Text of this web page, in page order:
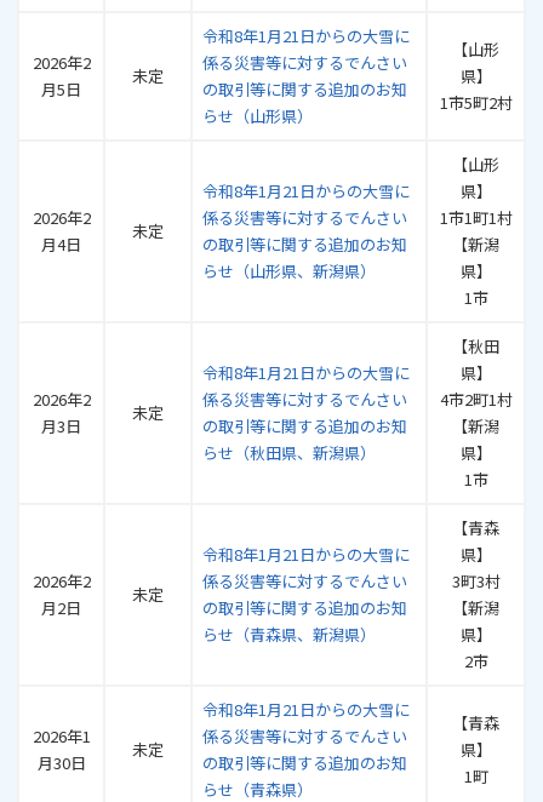
2026年2
月5日
未定
令和8年1月21日からの大雪に
係る災害等に対するでんさい
の取引等に関する追加のお知
らせ（山形県）
【山形
県】
1市5町2村
2026年2
月4日
未定
令和8年1月21日からの大雪に
係る災害等に対するでんさい
の取引等に関する追加のお知
らせ（山形県、新潟県）
【山形
県】
1市1町1村
【新潟
県】
1市
2026年2
月3日
未定
令和8年1月21日からの大雪に
係る災害等に対するでんさい
の取引等に関する追加のお知
らせ（秋田県、新潟県）
【秋田
県】
4市2町1村
【新潟
県】
1市
2026年2
月2日
未定
令和8年1月21日からの大雪に
係る災害等に対するでんさい
の取引等に関する追加のお知
らせ（青森県、新潟県）
【青森
県】
3町3村
【新潟
県】
2市
2026年1
月30日
未定
令和8年1月21日からの大雪に
係る災害等に対するでんさい
の取引等に関する追加のお知
らせ（青森県）
【青森
県】
1町